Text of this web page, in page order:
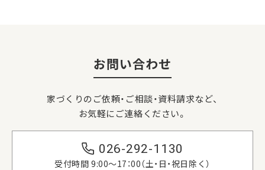
お問い合わせ
家づくりのご依頼・ご相談・資料請求など、
お気軽にご連絡ください。
026-292-1130
受付時間 9:00〜17：00（土・日・祝日除く）